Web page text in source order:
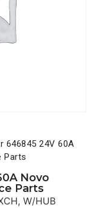
646845 24V 60A
Parts
Novo
Parts
W/HUB